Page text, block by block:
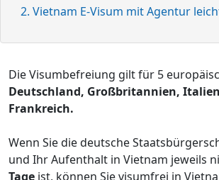
2. Vietnam E-Visum mit Agentur
Die Visumbefreiung gilt für 5
Deutschland, Großbritannien,
Frankreich.
Wenn Sie die deutsche
und Ihr Aufenthalt in Vietnam jeweils
Tage ist, können Sie visumfrei in